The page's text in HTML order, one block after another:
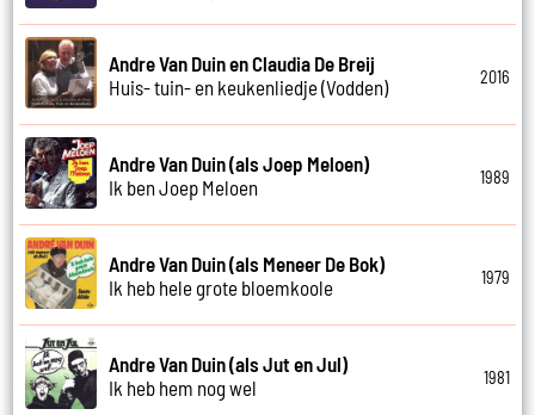
Andre Van Duin en Claudia De Breij
Huis- tuin- en keukenliedje (Vodden)
2016
Andre Van Duin (als Joep Meloen)
Ik ben Joep Meloen
1989
Andre Van Duin (als Meneer De Bok)
Ik heb hele grote bloemkoole
1979
Andre Van Duin (als Jut en Jul)
Ik heb hem nog wel
1981